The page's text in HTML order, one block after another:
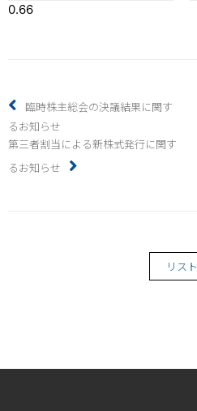
臨時株主総会の決議結果に関す
るお知らせ
第三者割当による新株式発行に関す
るお知らせ
リスト